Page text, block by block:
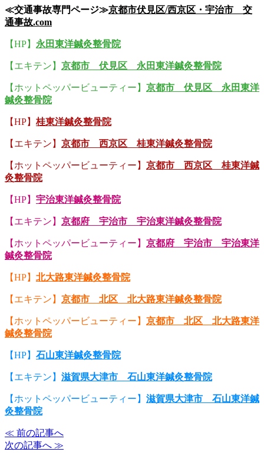
≪交通事故専門ページ≫京都市伏見区/西京区・宇治市 交
通事故.com
【HP】 永田東洋鍼灸整骨院
【エキテン】 京都市 伏見区 永田東洋鍼灸整骨院
【ホットペッパービューティー】 京都市 伏見区 永田東洋
鍼灸整骨院
【HP】 桂東洋鍼灸整骨院
【エキテン】 京都市 西京区 桂東洋鍼灸整骨院
【ホットペッパービューティー】 京都市 西京区 桂東洋鍼
灸整骨院
【HP】 宇治東洋鍼灸整骨院
【エキテン】 京都府 宇治市 宇治東洋鍼灸整骨院
【ホットペッパービューティー】 京都府 宇治市 宇治東洋
鍼灸整骨院
【HP】 北大路東洋鍼灸整骨院
【エキテン】 京都市 北区 北大路東洋鍼灸整骨院
【ホットペッパービューティー】 京都市 北区 北大路東洋
鍼灸整骨院
【HP】 石山東洋鍼灸整骨院
【エキテン】 滋賀県大津市 石山東洋鍼灸整骨院
【ホットペッパービューティー】 滋賀県大津市 石山東洋鍼
灸整骨院
≪ 前の記事へ
次の記事へ ≫